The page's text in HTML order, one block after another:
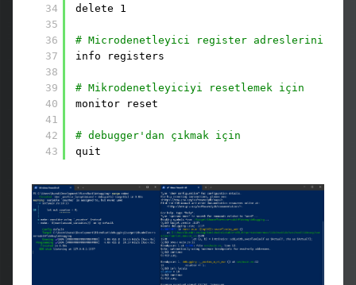
34
35
36
37
38
39
40
41
42
43
delete 1
# Microdenetleyici register adreslerini
info registers
# Mikrodenetleyiciyi resetlemek için
monitor reset
# debugger'dan çıkmak için
quit